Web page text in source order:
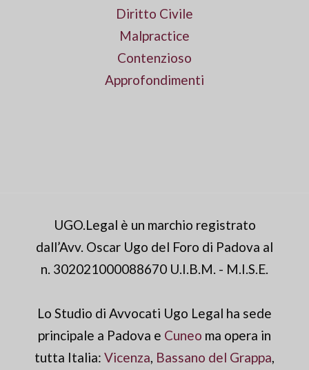
Diritto Civile
Malpractice
Contenzioso
Approfondimenti
UGO.Legal è un marchio registrato
dall’Avv. Oscar Ugo del Foro di Padova al
n. 302021000088670 U.I.B.M. - M.I.S.E.
Lo Studio di Avvocati Ugo Legal ha sede
principale a Padova e Cuneo ma opera in
tutta Italia: Vicenza Bassano del Grappa